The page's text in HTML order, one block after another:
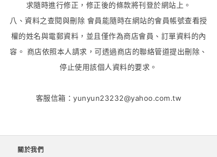
求隨時進行修正，修正後的條款將刊登於網站上。
八、資料之查閱與刪除 會員能隨時在網站的會員帳號查看授
權的姓名與電郵資料，並且僅作為商店會員、訂單資料的內
容。 商店依照本人請求，可透過商店的聯絡管道提出刪除、
停止使用該個人資料的要求。
客服信箱：yunyun23232@yahoo.com.tw
關於我們